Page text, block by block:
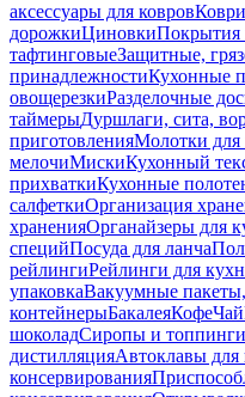
аксессуары для ковров
дорожкиЦиновкиПокрытия
тафтинговыеЗащитные,
принадлежностиКухонные
овощерезкиРазделочные
таймерыДуршлаги, сита,
приготовленияМолотки для
мелочиМискиКухонный
прихваткиКухонные
салфеткиОрганизация
храненияОрганайзеры для
специйПосуда для ланча
рейлингиРейлинги для
упаковкаВакуумные пакеты,
контейнерыБакалеяКофеЧай
шоколадСиропы и топпинги
дистилляцияАвтоклавы для
консервирования